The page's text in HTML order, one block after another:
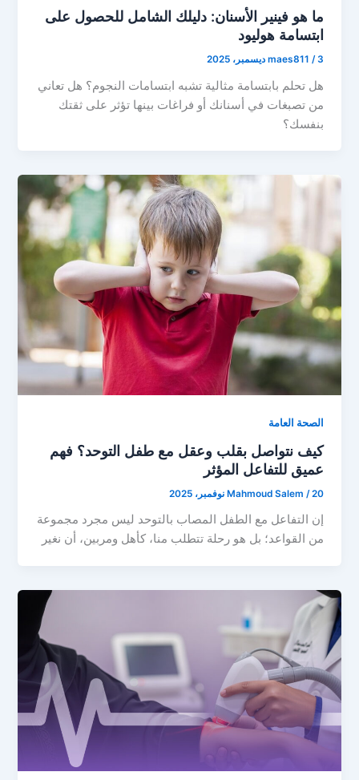
ما هو فينير الأسنان: دليلك الشامل للحصول على
ابتسامة هوليود
maes811 /3 ديسمبر، 2025
هل تحلم بابتسامة مثالية تشبه ابتسامات النجوم؟ هل تعاني
من تصبغات في أسنانك أو فراغات بينها تؤثر على ثقتك
بنفسك؟
الصحة العامة
كيف نتواصل بقلب وعقل مع طفل التوحد؟ فهم
عميق للتفاعل المؤثر
Mahmoud Salem /20 نوفمبر، 2025
إن التفاعل مع الطفل المصاب بالتوحد ليس مجرد مجموعة
من القواعد؛ بل هو رحلة تتطلب منا، كأهل ومربين، أن نغير